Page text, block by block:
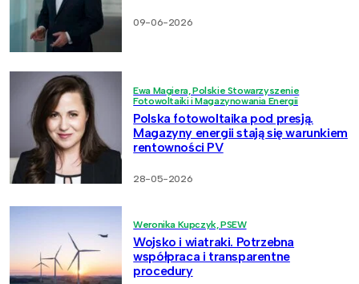
09-06-2026
Ewa Magiera, Polskie Stowarzyszenie
Fotowoltaiki i Magazynowania Energii
Polska fotowoltaika pod presją.
Magazyny energii stają się warunkiem
rentowności PV
28-05-2026
Weronika Kupczyk, PSEW
Wojsko i wiatraki. Potrzebna
współpraca i transparentne
procedury